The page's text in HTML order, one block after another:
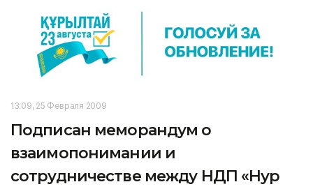
13:09, 25 Февраля 2009
Подписан меморандум о
взаимопонимании и
сотрудничестве между НДП «Нур